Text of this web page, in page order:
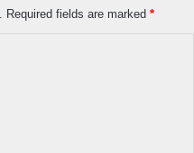
Required fields are marked *